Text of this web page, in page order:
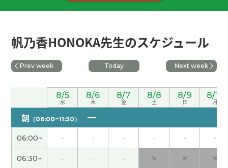
很舒服，而且可以看到漂亮的红叶。我等待秋天的
到来。下次见！
( 50代 女性 )
我住的地方有名胜古迹，叫鹿岛神宫。很好的地
方。但是对外国人来说，好不好不知道。下次见
40代 男性 )
谢谢您的热情教课！我住的地方日照时间不是很
长。但是夏天的时候比较长。下次课也很期待！(
50代 女性 )
帆乃香HONOKA先生のスケジュール
Prev week Today Next week
8/5
水
8/6
木
8/7
金
8/8
土
8/9
日
8/10
月
朝 （06:00~11:30）
06:00~ - - - - - -
06:30~ - - - × × ×